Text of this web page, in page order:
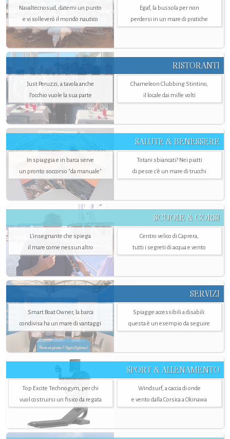
Navaltecnosud, datemi un punto
e vi solleverò il mondo nautico
Egaf, la bussola per non
perdersi in un mare di pratiche
RISTORANTI
Just Peruzzi, a tavola anche
l’occhio vuole la sua parte
Chameleon Clubbing Stintino,
il locale dai mille volti
SALUTE & BENESSERE
In spiaggia e in barca serve
un pronto soccorso "da manuale"
Totani sbiancati? Nei piatti
di pesce c'è un mare di trucchi
SCUOLE & CORSI
L'insegnante che spiega
il mare come nessun altro
Centro velico di Caprera,
tutti i segreti di acqua e vento
SERVIZI
Smart Boat Owner, la barca
condivisa ha un mare di vantaggi
Spiagge accessibili a disabili:
questa è un esempio da seguire
SPORT & ALLENAMENTO
Top Excite Technogym, per chi
vuol costruirsi un fisico da regata
Windsurf, a caccia di onde
e vento dalla Corsica a Okinawa